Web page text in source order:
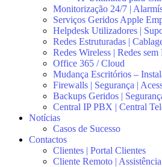
Monitorização 24/7 |
Serviços Geridos Apple
Helpdesk Utilizadores |
Redes Estruturadas |
Redes Wireless | Redes
Office 365 / Cloud
Mudança Escritórios –
Firewalls | Segurança |
Backups Geridos |
Central IP PBX | Central
Notícias
Casos de Sucesso
Contactos
Clientes | Portal Clientes
Cliente Remoto |